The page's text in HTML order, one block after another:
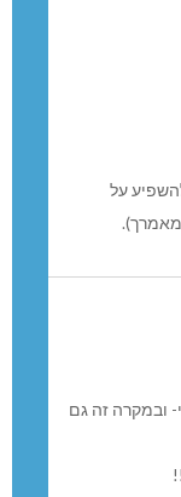
על
ובמקרה זה גם